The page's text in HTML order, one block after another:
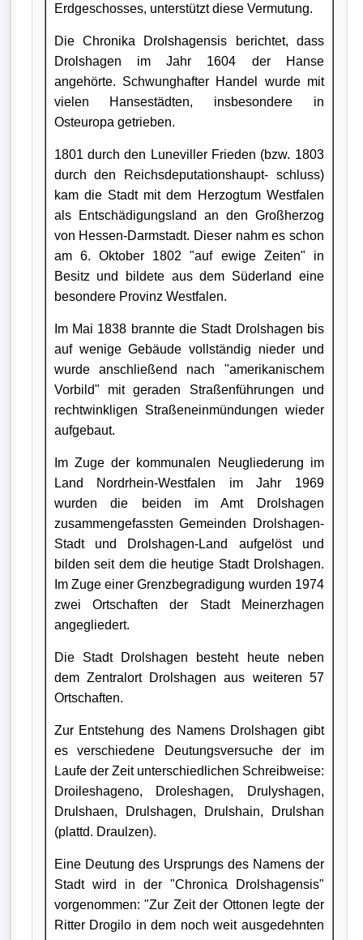
Erdgeschosses, unterstützt diese Vermutung.
Die Chronika Drolshagensis berichtet, dass
Drolshagen im Jahr 1604 der Hanse
angehörte. Schwunghafter Handel wurde mit
vielen Hansestädten, insbesondere in
Osteuropa getrieben.
1801 durch den Luneviller Frieden (bzw. 1803
durch den Reichsdeputationshaupt- schluss)
kam die Stadt mit dem Herzogtum Westfalen
als Entschädigungsland an den Großherzog
von Hessen-Darmstadt. Dieser nahm es schon
am 6. Oktober 1802 "auf ewige Zeiten" in
Besitz und bildete aus dem Süderland eine
besondere Provinz Westfalen.
Im Mai 1838 brannte die Stadt Drolshagen bis
auf wenige Gebäude vollständig nieder und
wurde anschließend nach "amerikanischem
Vorbild" mit geraden Straßenführungen und
rechtwinkligen Straßeneinmündungen wieder
aufgebaut.
Im Zuge der kommunalen Neugliederung im
Land Nordrhein-Westfalen im Jahr 1969
wurden die beiden im Amt Drolshagen
zusammengefassten Gemeinden Drolshagen-
Stadt und Drolshagen-Land aufgelöst und
bilden seit dem die heutige Stadt Drolshagen.
Im Zuge einer Grenzbegradigung wurden 1974
zwei Ortschaften der Stadt Meinerzhagen
angegliedert.
Die Stadt Drolshagen besteht heute neben
dem Zentralort Drolshagen aus weiteren 57
Ortschaften.
Zur Entstehung des Namens Drolshagen gibt
es verschiedene Deutungsversuche der im
Laufe der Zeit unterschiedlichen Schreibweise:
Droileshageno, Droleshagen, Drulyshagen,
Drulshaen, Drulshagen, Drulshain, Drulshan
(plattd. Draulzen).
Eine Deutung des Ursprungs des Namens der
Stadt wird in der "Chronica Drolshagensis"
vorgenommen: "Zur Zeit der Ottonen legte der
Ritter Drogilo in dem noch weit ausgedehnten